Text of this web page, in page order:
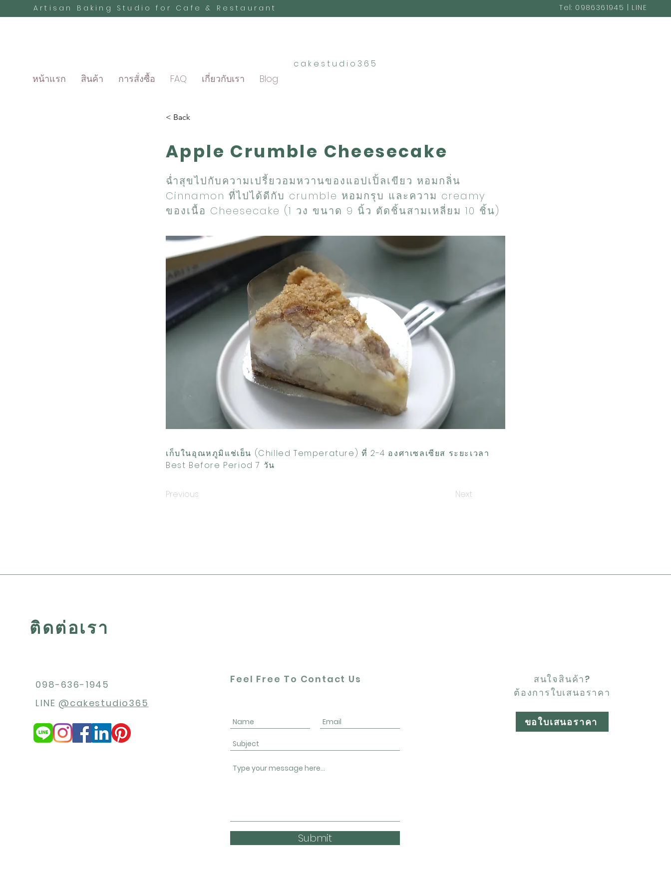
Artisan Baking Studio for Cafe & Restaurant
หน้าแรก สินค้า การสั่งซื้อ FAQ เกี่ยวกับเรา Blog
Tel: 0986361945 | LINE
cakestudio365
< Back
Apple Crumble Cheesecake
ฉ่ำสุขไปกับความเปรี้ยวอมหวานของแอปเปิ้ลเขียว หอมกลิ่น
Cinnamon ที่ไปได้ดีกับ crumble หอมกรุบ และความ creamy
ของเนื้อ Cheesecake (1 วง ขนาด 9 นิ้ว ตัดชิ้นสามเหลี่ยม 10 ชิ้น)
เก็บในอุณหภูมิแช่เย็น (Chilled Temperature) ที่ 2-4 องศาเซลเซียส ระยะเวลา
Best Before Period 7 วัน
Previous Next
ติดต่อเรา
098-636-1945
LINE @cakestudio365
Feel Free To Contact Us
Submit
สนใจสินค้า?
ต้องการใบเสนอราคา
ขอใบเสนอราคา